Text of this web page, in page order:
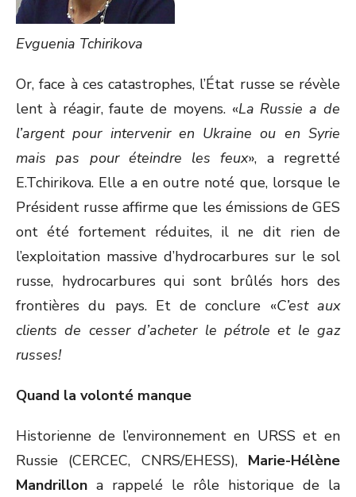
Evguenia Tchirikova
Or, face à ces catastrophes, l’État russe se révèle
lent à réagir, faute de moyens. «La Russie a de
l’argent pour intervenir en Ukraine ou en Syrie
mais pas pour éteindre les feux», a regretté
E.Tchirikova. Elle a en outre noté que, lorsque le
Président russe affirme que les émissions de GES
ont été fortement réduites, il ne dit rien de
l’exploitation massive d’hydrocarbures sur le sol
russe, hydrocarbures qui sont brûlés hors des
frontières du pays. Et de conclure «C’est aux
clients de cesser d’acheter le pétrole et le gaz
russes!
Quand la volonté manque
Historienne de l’environnement en URSS et en
Russie (CERCEC, CNRS/EHESS), Marie-Hélène
Mandrillon a rappelé le rôle historique de la